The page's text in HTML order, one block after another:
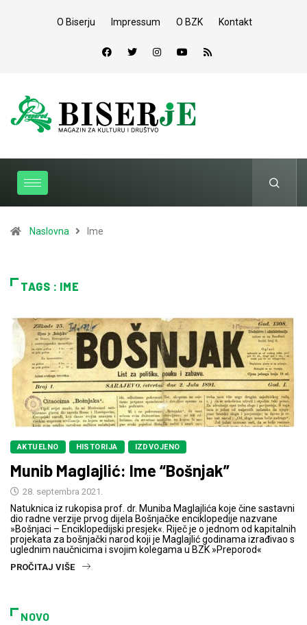
O Biserju Impressum O BZK Kontakt
Naslovna Ime
TAGS : IME
AKTUELNO HISTORIJA IZDVOJENO
Munib Maglajlić: Ime “Bošnjak”
28. septembra 2021.
Natuknica iz rukopisa prof. dr. Muniba Maglajlića koje čine sastavni
dio radne verzije prvog dijela Bošnjačke enciklopedije nazvane
»Bošnjaci – Enciklopedijski presjek«. Riječ je o jednom od kapitalnih
projekata za bošnjački narod koji je Maglajlić godinama izrađivao s
uglednim naučnicima i svojim kolegama u BZK »Preporod«
PROČITAJ VIŠE
NOVO